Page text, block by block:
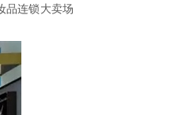
品连锁大卖场